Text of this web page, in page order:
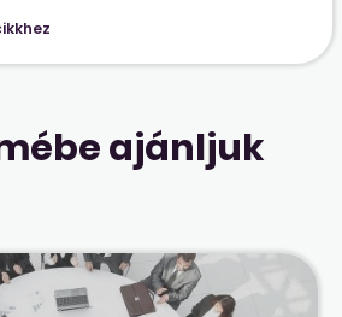
ajánljuk